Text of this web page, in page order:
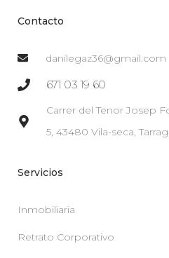
Contacto
danilegaz36@gmail.com
671 03 19 60
Carrer del Tenor Josep
5, 43480 Vila-seca,
Servicios
Inmobiliaria
Retrato Corporativo